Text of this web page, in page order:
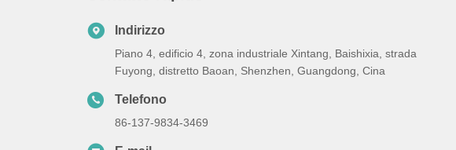
Indirizzo
Piano 4, edificio 4, zona industriale Xintang, Baishixia, strada
Fuyong, distretto Baoan, Shenzhen, Guangdong, Cina
Telefono
86-137-9834-3469